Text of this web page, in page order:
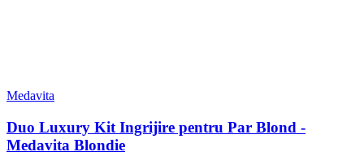
Medavita
Duo Luxury Kit Ingrijire pentru Par Blond -
Medavita Blondie